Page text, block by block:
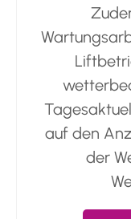
auf den
der